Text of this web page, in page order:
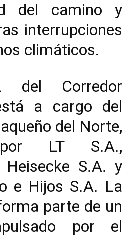
del camino y
interrupciones
climáticos.
Corredor
a cargo del
del Norte,
por LT S.A.,
Heisecke S.A. y
e Hijos S.A. La
parte de un
por el